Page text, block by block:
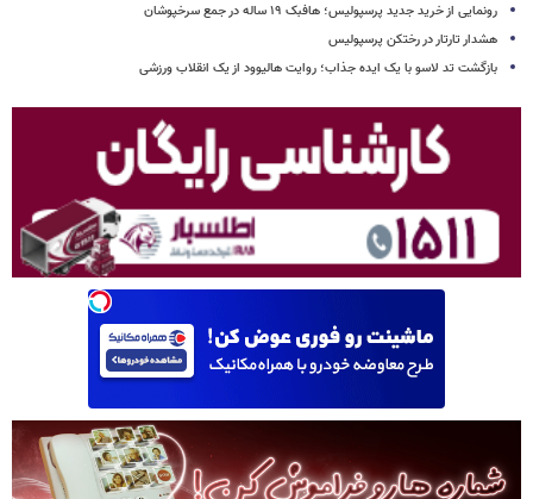
رونمایی از خرید جدید پرسپولیس؛ هافبک ۱۹ ساله در جمع سرخپوشان
هشدار تارتار در رختکن پرسپولیس
بازگشت تد لاسو با یک ایده جذاب؛ روایت هالیوود از یک انقلاب ورزشی